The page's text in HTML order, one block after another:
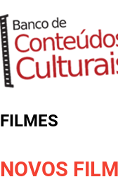
FILMES
NOVOS